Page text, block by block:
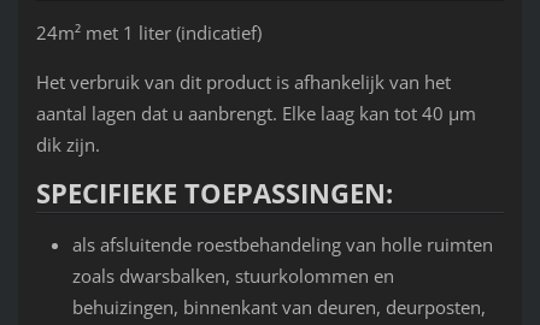
24m² met 1 liter (indicatief)
Het verbruik van dit product is afhankelijk van het
aantal lagen dat u aanbrengt. Elke laag kan tot 40 µm
dik zijn.
SPECIFIEKE TOEPASSINGEN:
als afsluitende roestbehandeling van holle ruimten
zoals dwarsbalken, stuurkolommen en
behuizingen, binnenkant van deuren, deurposten,